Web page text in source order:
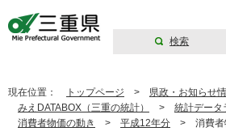
検索
現在位置： トップページ > 県政・お知らせ
みえDATABOX（三重の統計）
> 統計データ
消費者物価の動き
> 平成12年分 > 消費者